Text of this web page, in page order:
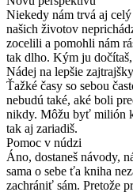
Niekedy nám trvá aj
našich životov
zocelili a pomohli nám
tak dlho. Kým ju
Nádej na lepšie zajtrajšky
Ťažké časy so sebou
nebudú také, aké boli
nikdy. Môžu byť milión
tak aj zariadiš.
Pomoc v núdzi
Áno, dostaneš návody,
sama o sebe ťa kniha
zachrániť sám. Pretože